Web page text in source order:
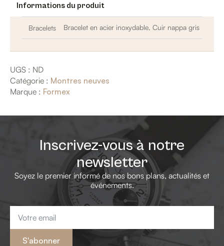
Informations du produit
Bracelets Bracelet en acier inoxydable, Cuir nappa gris
UGS : ND
Catégorie : Montres neuves
Marque : Formex
Inscrivez-vous à notre
newsletter
Soyez le premier informé de nos bons plans, actualités et
événements.
Email
S'abonner